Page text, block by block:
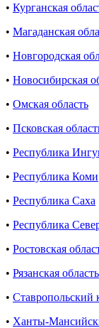
• Курганская
• Магаданская
• Новгородская
• Новосибирская
• Омская область
• Псковская
• Республика
• Республика Коми
• Республика Саха
• Республика
• Ростовская
• Рязанская область
• Ставропольский
• Ханты-